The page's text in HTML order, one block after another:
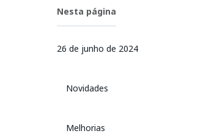
Nesta página
26 de junho de 2024
Novidades
Melhorias